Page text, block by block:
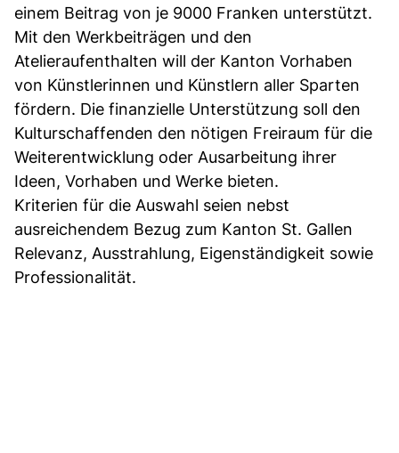
einem Beitrag von je 9000 Franken unterstützt.
Mit den Werkbeiträgen und den
Atelieraufenthalten will der Kanton Vorhaben
von Künstlerinnen und Künstlern aller Sparten
fördern. Die finanzielle Unterstützung soll den
Kulturschaffenden den nötigen Freiraum für die
Weiterentwicklung oder Ausarbeitung ihrer
Ideen, Vorhaben und Werke bieten.
Kriterien für die Auswahl seien nebst
ausreichendem Bezug zum Kanton St. Gallen
Relevanz, Ausstrahlung, Eigenständigkeit sowie
Professionalität.